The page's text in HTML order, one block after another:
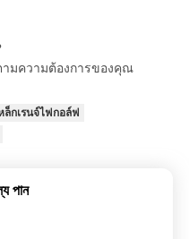
ามความต้องการของคุณ
ล็กเรนจ์ไฟกอล์ฟ
পান